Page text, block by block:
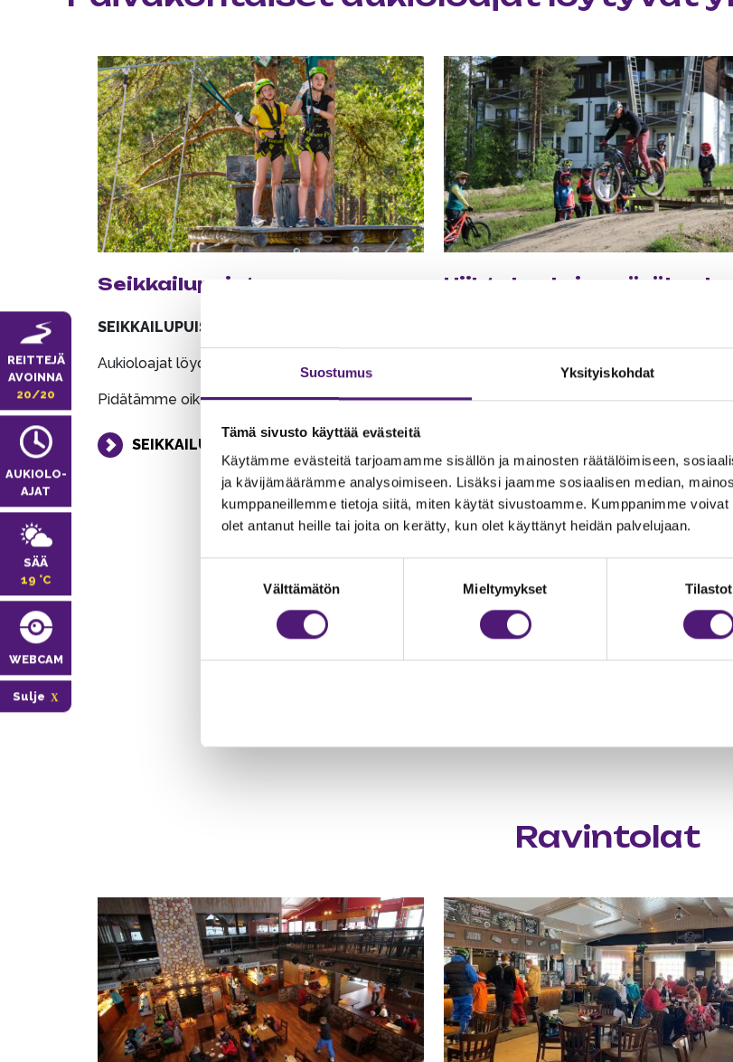
Suostumus Yksityiskohdat
Tämä sivusto käyttää evästeitä
Käytämme evästeitä tarjoamamme sisällön ja mainosten räätälöimiseen,
ja kävijämäärämme analysoimiseen. Lisäksi jaamme sosiaalisen median,
kumppaneillemme tietoja siitä, miten käytät sivustoamme. Kumppanimme
olet antanut heille tai joita on kerätty, kun olet käyttänyt heidän palvelujaan.
Välttämätön Mieltymykset Tilastot
REITTEJÄ
AVOINNA
20/20
AUKIOLO­
AJAT
SÄÄ
19 °C
WEBCAM
Sulje
Seikkailupuisto
SEIKKAILUPUISTO
Aukioloajat löydät ylläolevasta kalenterista.
Pidätämme oikeudet muutoksiin.
SEIKKAILUPUISTON ESITTELY
Hiihtokoulu ja pyöräkoulu
Puh: 0400 996 600
(vain puhelut, ei txt tai WA)
HIIHTOKOULUN ESITTELY
Ravintolat